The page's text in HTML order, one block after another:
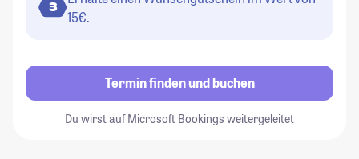
3
15€.
Termin finden und buchen
Du wirst auf Microsoft Bookings weitergeleitet